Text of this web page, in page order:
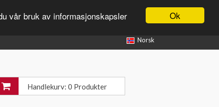
Ok
vår bruk av informasjonskapsler
Norsk
Handlekurv: 0 Produkter